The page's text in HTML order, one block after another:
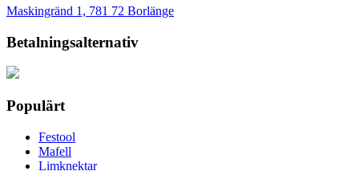
Maskingränd 1, 781 72 Borlänge
Betalningsalternativ
Populärt
Festool
Mafell
Limknektar